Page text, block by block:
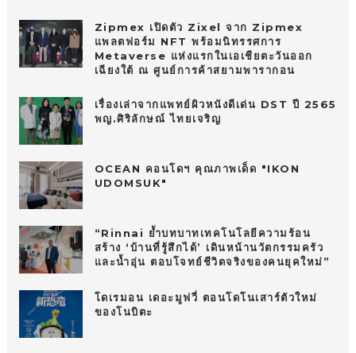
Zipmex เปิดตัว Zixel จาก Zipmex
แพลตฟอร์ม NFT พร้อมนิทรรศการ
Metaverse แห่งแรกในเอเชียตะวันออก
เฉียงใต้ ณ ศูนย์การค้าสยามพารากอน
เรื่องเล่าจากแพทย์ผิวหนังดีเด่น DST ปี 2565
พญ.ศิริลักษณ์ ไทยเจริญ
OCEAN คอนโดฯ คุณภาพเด็ด "IKON
UDOMSUK"
“Rinnai ย้ำบทบาทเทคโนโลยีความร้อน
สร้าง ‘บ้านที่รู้สึกได้’ เดินหน้านวัตกรรมครัว
และน้ำอุ่น ตอบโจทย์ชีวิตจริงของคนยุคใหม่”
โดเรมอน เดอะมูฟวี่ ตอนโดโนเสาร์ตัวใหม่
ของโนบิตะ